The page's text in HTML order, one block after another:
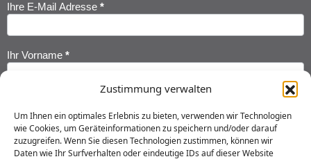
Zustimmung verwalten
Um Ihnen ein optimales Erlebnis zu bieten, verwenden wir Technologien
wie Cookies, um Geräteinformationen zu speichern und/oder darauf
zuzugreifen. Wenn Sie diesen Technologien zustimmen, können wir
Daten wie Ihr Surfverhalten oder eindeutige IDs auf dieser Website
Newsletter
Anmeldung
Ihre E-Mail Adresse *
Ihr Vorname *
Ich habe die Datenschutzerklärunggelesen und erkläre mich